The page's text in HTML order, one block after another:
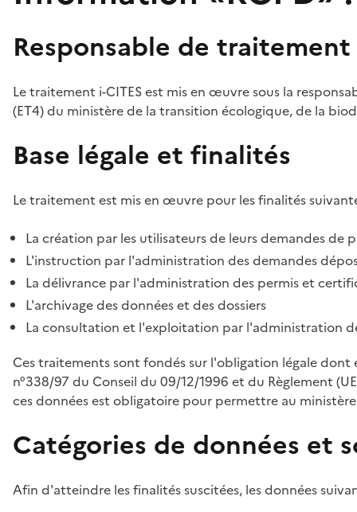
Responsable de traitement
Le traitement i-CITES est mis en œuvre sous la
(ET4) du ministère de la transition écologique, de la
Base légale et finalités
Le traitement est mis en œuvre pour les finalités
La création par les utilisateurs de leurs demandes
L'instruction par l'administration des demandes
La délivrance par l'administration des permis et
L'archivage des données et des dossiers
La consultation et l'exploitation par l'administration
Ces traitements sont fondés sur l'obligation légale
n°338/97 du Conseil du 09/12/1996 et du Règlement
ces données est obligatoire pour permettre au
Catégories de données et
Afin d'atteindre les finalités suscitées, les données